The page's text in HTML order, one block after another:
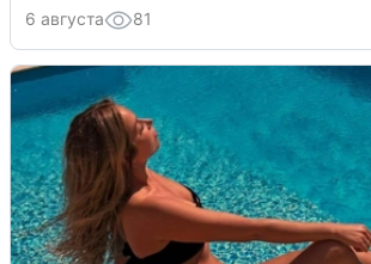
6 августа 81